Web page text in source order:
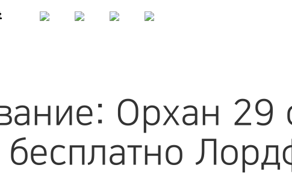
Орхан 29
бесплатно